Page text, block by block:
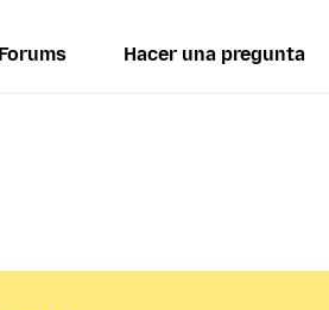
Hacer una pregunta